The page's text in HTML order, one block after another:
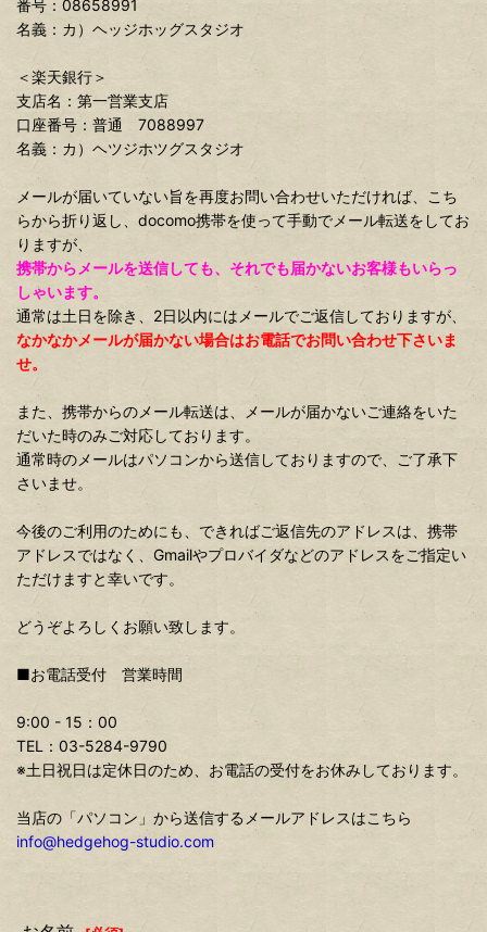
番号：08658991
名義：カ）ヘッジホッグスタジオ
＜楽天銀行＞
支店名：第一営業支店
口座番号：普通 7088997
名義：カ）ヘツジホツグスタジオ
メールが届いていない旨を再度お問い合わせいただければ、こち
らから折り返し、docomo携帯を使って手動でメール転送をしてお
りますが、
携帯からメールを送信しても、それでも届かないお客様もいらっ
しゃいます。
通常は土日を除き、2日以内にはメールでご返信しておりますが、
なかなかメールが届かない場合はお電話でお問い合わせ下さいま
せ。
また、携帯からのメール転送は、メールが届かないご連絡をいた
だいた時のみご対応しております。
通常時のメールはパソコンから送信しておりますので、ご了承下
さいませ。
今後のご利用のためにも、できればご返信先のアドレスは、携帯
アドレスではなく、Gmailやプロバイダなどのアドレスをご指定い
ただけますと幸いです。
どうぞよろしくお願い致します。
■お電話受付 営業時間
9:00 - 15：00
TEL：03-5284-9790
※土日祝日は定休日のため、お電話の受付をお休みしております。
当店の「パソコン」から送信するメールアドレスはこちら
info@hedgehog-studio.com